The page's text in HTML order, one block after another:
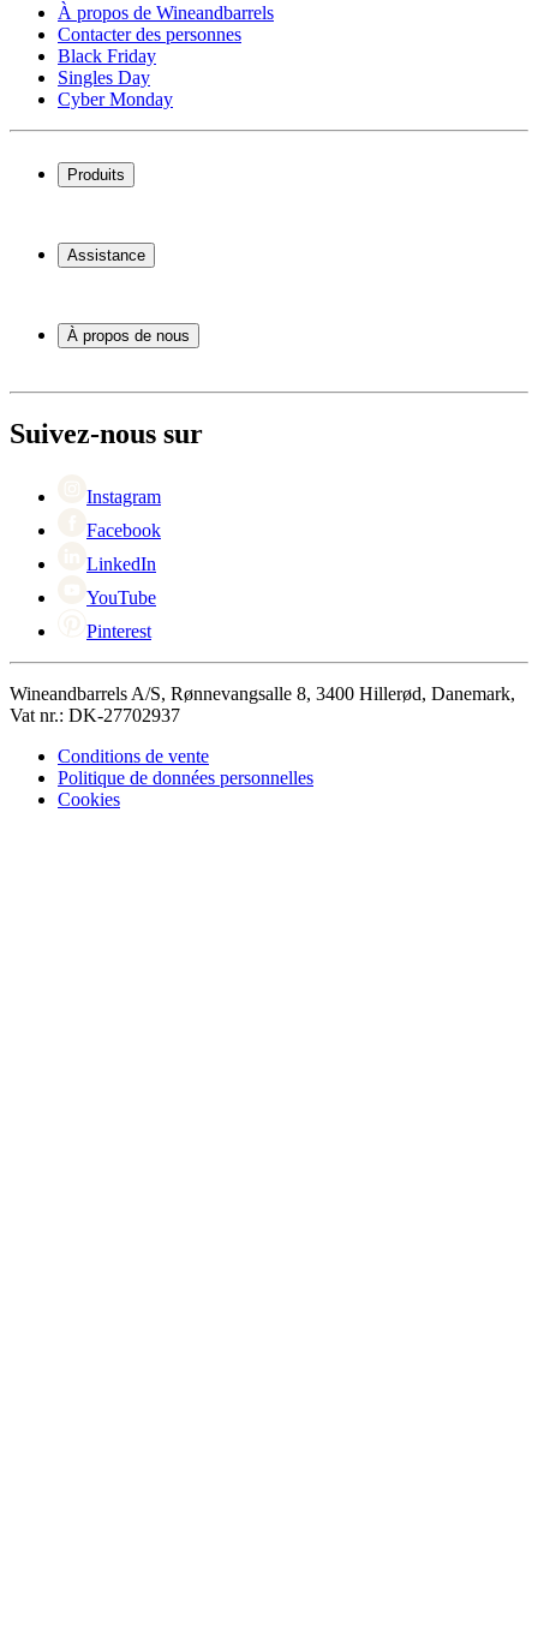
À propos de Wineandbarrels
Contacter des personnes
Black Friday
Singles Day
Cyber Monday
Produits
Casier á vin
Meubles à vin
Assistance
Paiement
Expédition
+44 3308 081634
À propos de nous
Black Friday
Singles Day
Suivez-nous sur
Instagram
Facebook
LinkedIn
YouTube
Pinterest
Wineandbarrels A/S, Rønnevangsalle 8, 3400 Hillerød, Danemark,
Vat nr.: DK-27702937
Conditions de vente
Politique de données personnelles
Cookies